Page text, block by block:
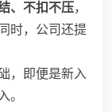
、不扣不压，
时，公司还提
，即便是新入
。